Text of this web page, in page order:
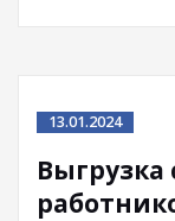
13.01.2024
Выгрузка